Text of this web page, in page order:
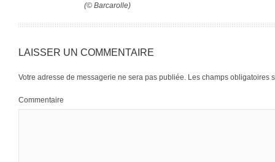
(© Barcarolle)
LAISSER UN COMMENTAIRE
Votre adresse de messagerie ne sera pas publiée. Les champs obligatoires
Commentaire